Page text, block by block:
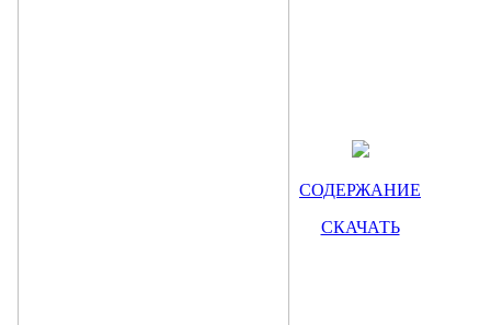
СОДЕРЖАНИЕ
СКАЧАТЬ